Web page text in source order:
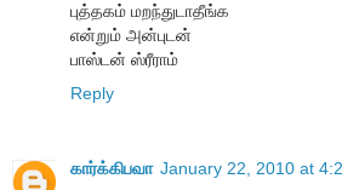
புத்தகம் மறந்துடாதீங்க
என்றும் அன்புடன்
பாஸ்டன் ஸ்ரீராம்
Reply
கார்க்கிபவா January 22, 2010 at